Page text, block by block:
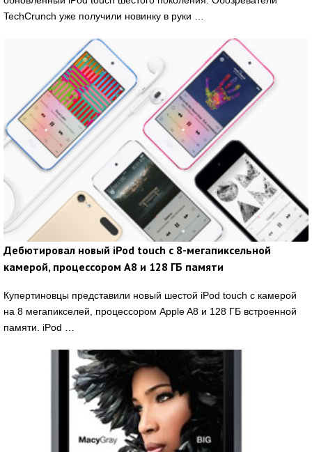
TechCrunch уже получили новинку в руки …
Дебютировал новый iPod touch с 8-мегапиксельной
камерой, процессором A8 и 128 ГБ памяти
Купертиновцы представили новый шестой iPod touch с камерой
на 8 мегапикселей, процессором Apple A8 и 128 ГБ встроенной
памяти. iPod …